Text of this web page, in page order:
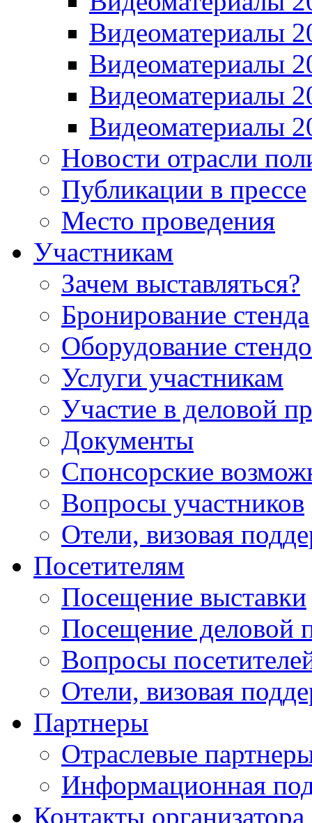
Видеоматериалы
Видеоматериалы
Видеоматериалы
Видеоматериалы
Новости отрасли
Публикации в прессе
Место проведения
Участникам
Зачем выставляться?
Бронирование стенда
Оборудование
Услуги участникам
Участие в деловой
Документы
Спонсорские
Вопросы участников
Отели, визовая
Посетителям
Посещение выставки
Посещение деловой
Вопросы
Отели, визовая
Партнеры
Отраслевые
Информационная
Контакты организатора